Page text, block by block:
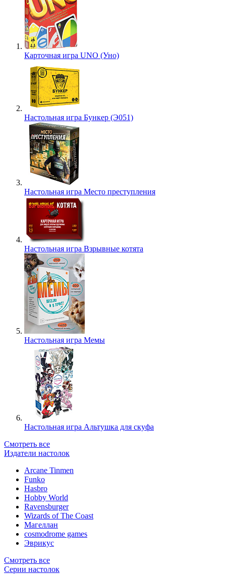
Карточная игра UNO (Уно)
Настольная игра Бункер (Э051)
Настольная игра Место преступления
Настольная игра Взрывные котята
Настольная игра Мемы
Настольная игра Альтушка для скуфа
Смотреть все
Издатели настолок
Arcane Tinmen
Funko
Hasbro
Hobby World
Ravensburger
Wizards of The Coast
Магеллан
сosmodrome games
Эврикус
Смотреть все
Серии настолок